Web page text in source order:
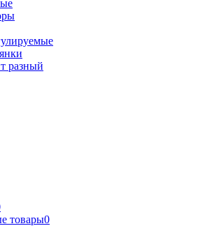
разный
товары0